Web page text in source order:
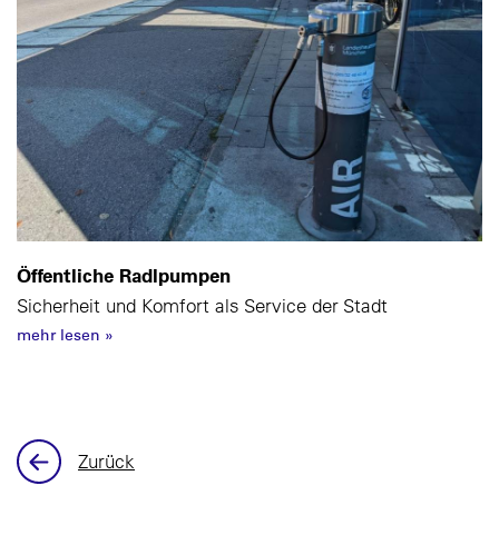
Öffentliche Radlpumpen
Sicherheit und Komfort als Service der Stadt
mehr lesen »
Zurück